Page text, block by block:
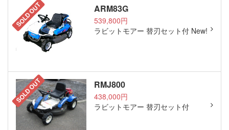
SOLD OUT ARM83G
539,800円
ラビットモアー 替刃セット付 New!
SOLD OUT RMJ800
438,000円
ラビットモアー 替刃セット付